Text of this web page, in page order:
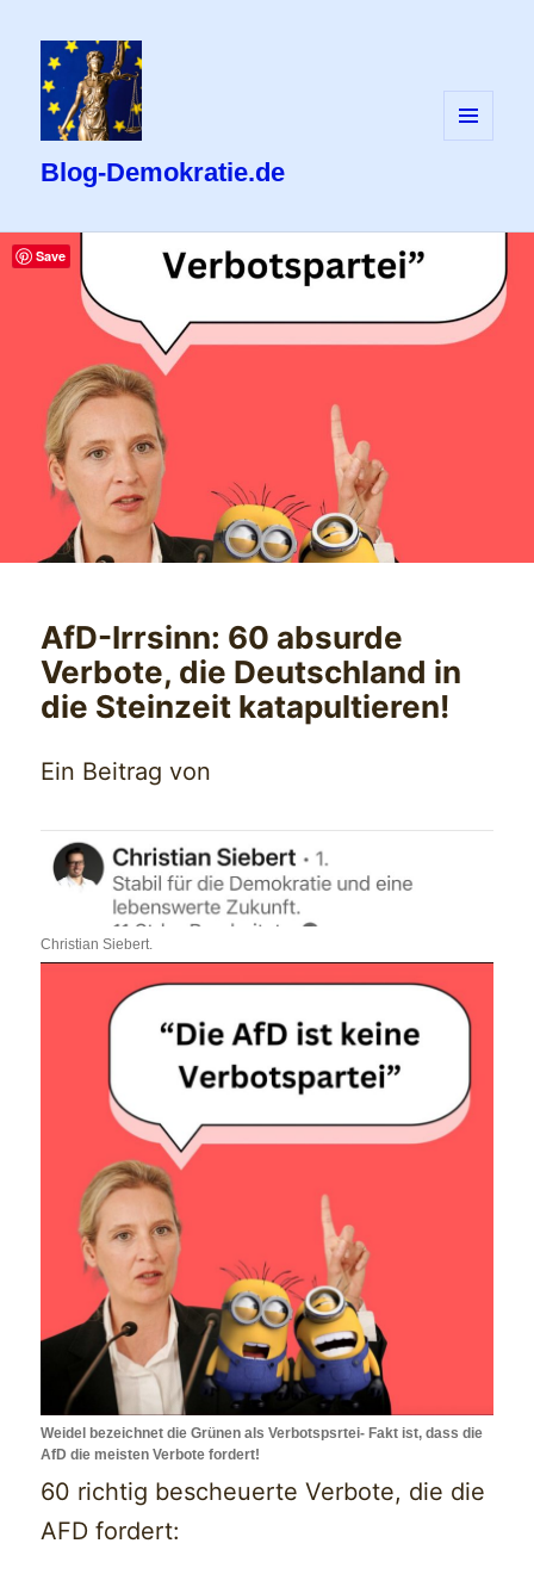
Blog-Demokratie.de
AfD-Irrsinn: 60 absurde
Verbote, die Deutschland in
die Steinzeit katapultieren!
Ein Beitrag von
Christian Siebert.
Weidel bezeichnet die Grünen als Verbotspsrtei- Fakt ist, dass die
AfD die meisten Verbote fordert!
60 richtig bescheuerte Verbote, die die
AFD fordert:
Save